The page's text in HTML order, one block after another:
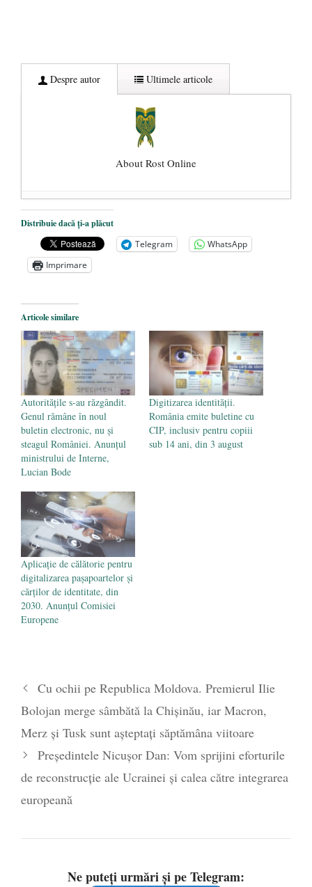
Despre autor Ultimele articole
About Rost Online
Dezvăluiri cutremurătoare despre
președintele Ucrainei, Volodymyr
Zelensky
- 13 mai 2026
Statul care servește Națiunea
Legea Vexler produce efecte. Bustul
poetului Octavian Goga, înlăturat din Iași
- 16 aprilie 2026
Distribuie dacă ți-a plăcut
Telegram
WhatsApp
Imprimare
Articole similare
Autoritățile s-au răzgândit.
Genul rămâne în noul
buletin electronic, nu și
steagul României. Anunțul
ministrului de Interne,
Lucian Bode
Digitizarea identității.
România emite buletine cu
CIP, inclusiv pentru copiii
sub 14 ani, din 3 august
Aplicație de călătorie pentru
digitalizarea pașapoartelor și
cărților de identitate, din
2030. Anunțul Comisiei
Europene
Cu ochii pe Republica Moldova. Premierul Ilie
Bolojan merge sâmbătă la Chișinău, iar Macron,
Merz și Tusk sunt așteptați săptămâna viitoare
Președintele Nicușor Dan: Vom sprijini eforturile
de reconstrucție ale Ucrainei și calea către integrarea
europeană
Ne puteți urmări și pe Telegram: